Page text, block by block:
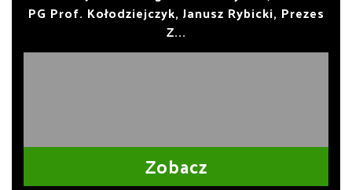
PG Prof. Kołodziejczyk, Janusz Rybicki, Prezes
Z...
Zobacz